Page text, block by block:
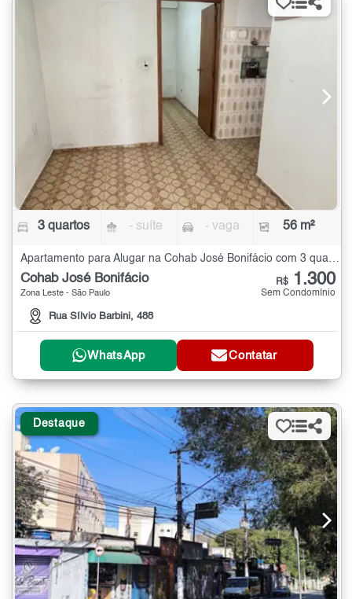
3 quartos - suíte - vaga 56 m²
Apartamento para Alugar na Cohab José Bonifácio com 3 quartos - 56 m²
Cohab José Bonifácio
Zona Leste - São Paulo
Rua Sílvio Barbini, 488
R$ 1.300
Sem Condomínio
WhatsApp Contatar
Destaque